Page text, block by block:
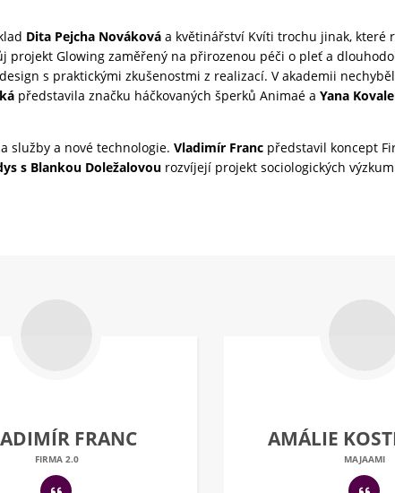
Dita Pejcha Nováková a květinářství Kvíti trochu jinak, které
projekt Glowing zaměřený na přirozenou péči o pleť a
s praktickými zkušenostmi z realizací. V akademii
představila značku háčkovaných šperků Animaé a Yana
služby a nové technologie. Vladimír Franc představil koncept
s Blankou Doležalovou rozvíjejí projekt sociologických
FRANC
FIRMA 2.0
AMÁLIE
MAJAAMI